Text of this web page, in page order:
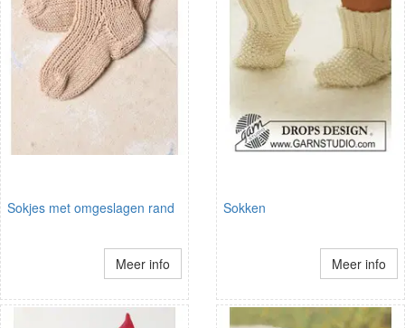
Sokjes met omgeslagen rand
Meer info
Sokken
Meer info